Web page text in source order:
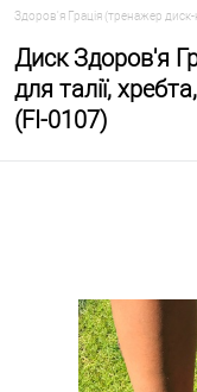
Здоров'я Грація (тренажер диск-
Диск Здоров'я
для талії,
(FI-0107)